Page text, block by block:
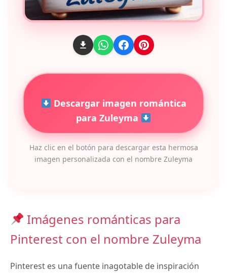
Descargar imagen romántica
para Zuleyma
Haz clic en el botón para descargar esta hermosa
imagen personalizada con el nombre Zuleyma
Imágenes románticas para
Pinterest con el nombre Zuleyma
Pinterest es una fuente inagotable de inspiración